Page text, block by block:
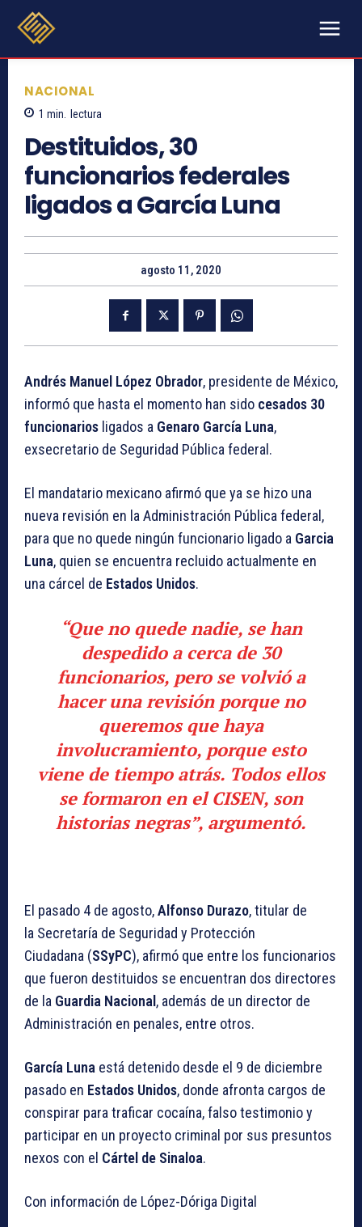
NACIONAL
1 min. lectura
Destituidos, 30
funcionarios federales
ligados a García Luna
agosto 11, 2020
Andrés Manuel López Obrador, presidente de México,
informó que hasta el momento han sido cesados 30
funcionarios ligados a Genaro García Luna,
exsecretario de Seguridad Pública federal.
El mandatario mexicano afirmó que ya se hizo una
nueva revisión en la Administración Pública federal,
para que no quede ningún funcionario ligado a Garcia
Luna, quien se encuentra recluido actualmente en
una cárcel de Estados Unidos.
“Que no quede nadie, se han
despedido a cerca de 30
funcionarios, pero se volvió a
hacer una revisión porque no
queremos que haya
involucramiento, porque esto
viene de tiempo atrás. Todos ellos
se formaron en el CISEN, son
historias negras”, argumentó.
El pasado 4 de agosto,Alfonso Durazo, titular de
la Secretaría de Seguridad y Protección
Ciudadana (SSyPC), afirmó que entre los funcionarios
que fueron destituidos se encuentran dos directores
de la Guardia Nacional , además de un director de
Administración en penales, entre otros.
García Luna está detenido desde el 9 de diciembre
pasado en Estados Unidos, donde afronta cargos de
conspirar para traficar cocaína, falso testimonio y
participar en un proyecto criminal por sus presuntos
nexos con el Cártel de Sinaloa.
Con información de López-Dóriga Digital